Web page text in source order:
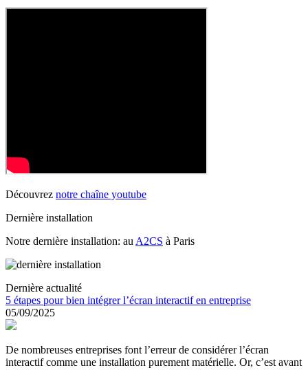
Découvrez notre chaîne youtube
Dernière installation
Notre dernière installation: au A2CS à Paris
Dernière actualité
5 étapes pour bien intégrer l’écran interactif en entreprise
05/09/2025
De nombreuses entreprises font l’erreur de considérer l’écran
interactif comme une installation purement matérielle. Or, c’est avant